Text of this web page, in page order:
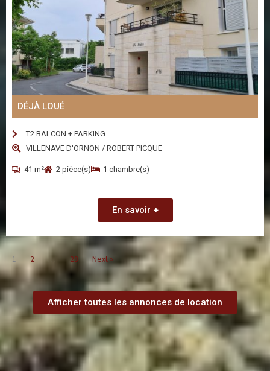
DÉJÀ LOUÉ
T2 BALCON + PARKING
VILLENAVE D'ORNON / ROBERT PICQUE
41 m² 2 pièce(s) 1 chambre(s)
En savoir +
1 2 … 28 Next »
Afficher toutes les annonces de location